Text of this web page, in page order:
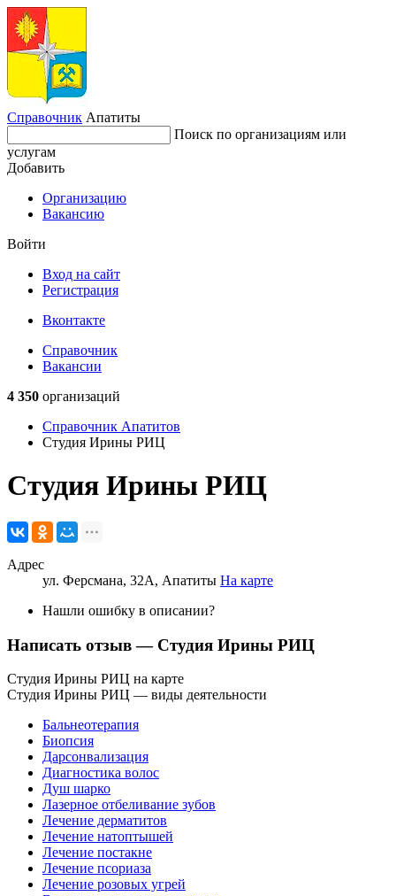
Справочник Апатиты
Поиск по организациям или
услугам
Добавить
Организацию
Вакансию
Войти
Вход на сайт
Регистрация
Вконтакте
Справочник
Вакансии
4 350 организаций
Справочник Апатитов
Студия Ирины РИЦ
Студия Ирины РИЦ
Адрес
ул. Ферсмана, 32А, Апатиты На карте
Нашли ошибку в описании?
Написать отзыв— Студия Ирины РИЦ
Студия Ирины РИЦ на карте
Студия Ирины РИЦ — виды деятельности
Бальнеотерапия
Биопсия
Дарсонвализация
Диагностика волос
Душ шарко
Лазерное отбеливание зубов
Лечение дерматитов
Лечение натоптышей
Лечение постакне
Лечение псориаза
Лечение розовых угрей